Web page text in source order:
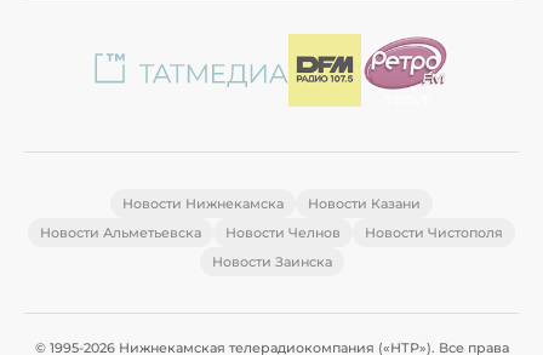
Новости Нижнекамска
Новости Казани
Новости Альметьевска
Новости Челнов
Новости Чистополя
Новости Заинска
© 1995-2026 Нижнекамская телерадиокомпания («НТР»). Все права